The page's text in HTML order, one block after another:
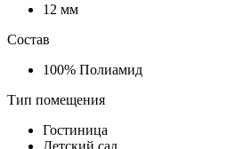
12 мм
Состав
100% Полиамид
Тип помещения
Гостиница
Детский сад